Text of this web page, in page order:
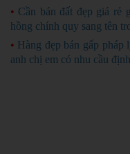
• Cần bán đất đẹp giá rẻ
hồng chính quy sang tên
• Hàng đẹp bán gấp pháp
anh chị em có nhu cầu